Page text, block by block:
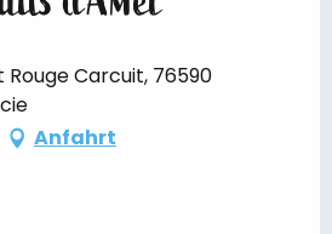
Rouge Carcuit, 76590
Anfahrt